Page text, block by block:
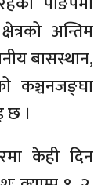
अन्तिम
बासस्थान,
कञ्चनजङ्घा
छ ।
केही दिन